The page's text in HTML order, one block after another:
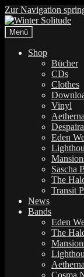
Zur Navigation
Menü
Shop
Bücher
CDs
Clothes
Vinyl
Eden
Sascha
The
Transit
News
Bands
Eden
The
Cosma